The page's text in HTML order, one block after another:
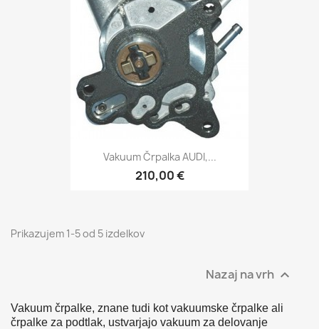
Vakuum Črpalka AUDI,...
210,00 €
Prikazujem 1-5 od 5 izdelkov
Nazaj na vrh 
Vakuum črpalke, znane tudi kot vakuumske črpalke ali
črpalke za podtlak, ustvarjajo vakuum za delovanje